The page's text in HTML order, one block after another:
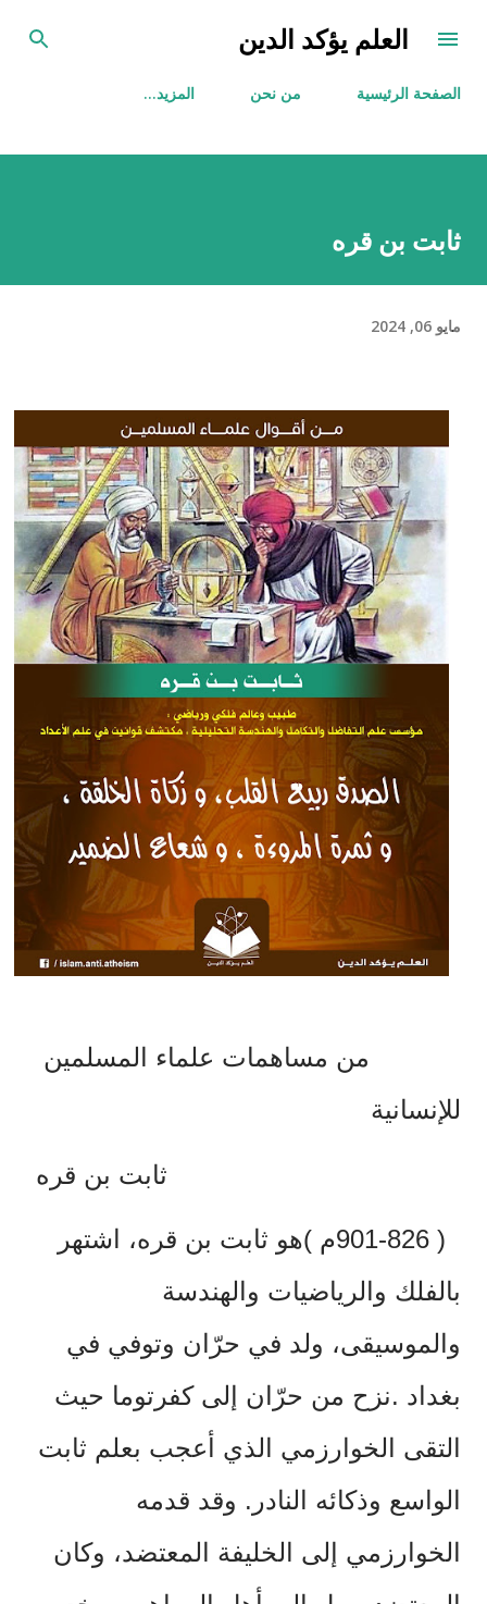
التخطي إلى المحتوى الرئيسي
العلم يؤكد الدين
الصفحة الرئيسية من نحن ‏المزيد…
ثابت بن قره
مايو 06, 2024
من مساهمات علماء المسلمين
للإنسانية
ثابت بن قره
( 901-826 م )هو ثابت بن قره، اشتهر
بالفلك والرياضيات والهندسة
والموسيقى، ولد في حرّان وتوفي في
بغداد .نزح من حرّان إلى كفرتوما حيث
التقى الخوارزمي الذي أعجب بعلم ثابت
الواسع وذكائه النادر . وقد قدمه
الخوارزمي إلى الخليفة المعتضد، وكان